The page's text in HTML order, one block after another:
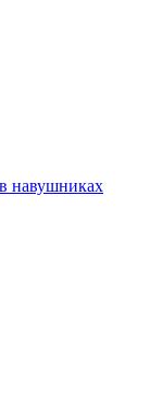
навушниках